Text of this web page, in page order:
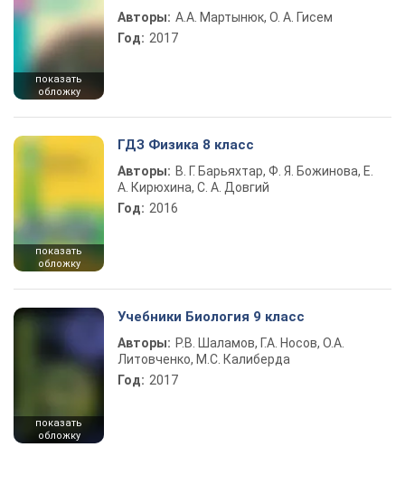
показать
обложку
Авторы: А.А. Мартынюк, О. А. Гисем
Год: 2017
показать
обложку
ГДЗ Физика 8 класс
Авторы: В. Г. Барьяхтар, Ф. Я. Божинова, Е.
А. Кирюхина, С. А. Довгий
Год: 2016
показать
обложку
Учебники Биология 9 класс
Авторы: Р.В. Шаламов, Г.А. Носов, О.А.
Литовченко, М.С. Калиберда
Год: 2017